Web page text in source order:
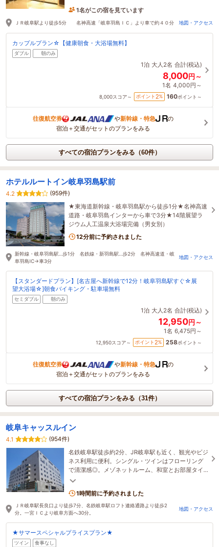
1名がこの宿を見ています
35分前に予約されました
ＪＲ岐阜駅より徒歩5分 名神高速「岐阜羽島ＩＣ」より車で約４０分 地図・アクセス
カップルプラン☆【健康朝食・大浴場無料】
ダブル 朝のみ
1泊 大人2名 合計(税込)
8,000円～
1名 4,000円～
8,000スコア～ ポイント 2% 160ポイント～
往復航空券 や新幹線・特急
の
宿泊＋交通がセットのプランをみる
すべての宿泊プランをみる（60件）
ホテルルートイン岐阜羽島駅前
4.2
(959件)
★東海道新幹線・岐阜羽島駅から徒歩1分★名神高速
道路・岐阜羽島インターから車で3分★14階展望ラ
ジウム人工温泉大浴場完備（男女別）
12分前に予約されました
新幹線・岐阜羽島駅…歩1分 名鉄線・新羽島駅…歩2分 名神高速道・岐
阜羽島IC→車3分
地図・アクセス
【スタンダードプラン】[名古屋へ新幹線で12分！岐阜羽島駅すぐ☆展
望大浴場☆]朝食バイキング・駐車場無料
セミダブル 朝のみ
1泊 大人2名 合計(税込)
12,950円～
1名 6,475円～
12,950スコア～ ポイント 2% 258ポイント～
往復航空券 や新幹線・特急
の
宿泊＋交通がセットのプランをみる
すべての宿泊プランをみる（31件）
岐阜キャッスルイン
4.1
(954件)
名鉄岐阜駅徒歩約2分、JR岐阜駅も近く、観光やビジ
ネス利用に便利。シングル・ツインはフローリング
で清潔感◎。メゾネットルーム、和室とお部屋タイ
プ複数有。家族、友達同士、カップルとご宿泊でき
1時間前に予約されました
ＪＲ岐阜駅長良口より徒歩7分、名鉄岐阜駅ロフト連絡通路より徒歩2
分。一宮ＩＣより岐阜方面へ30分。
地図・アクセス
★サマースペシャルプライスプラン★
ツイン 食事なし